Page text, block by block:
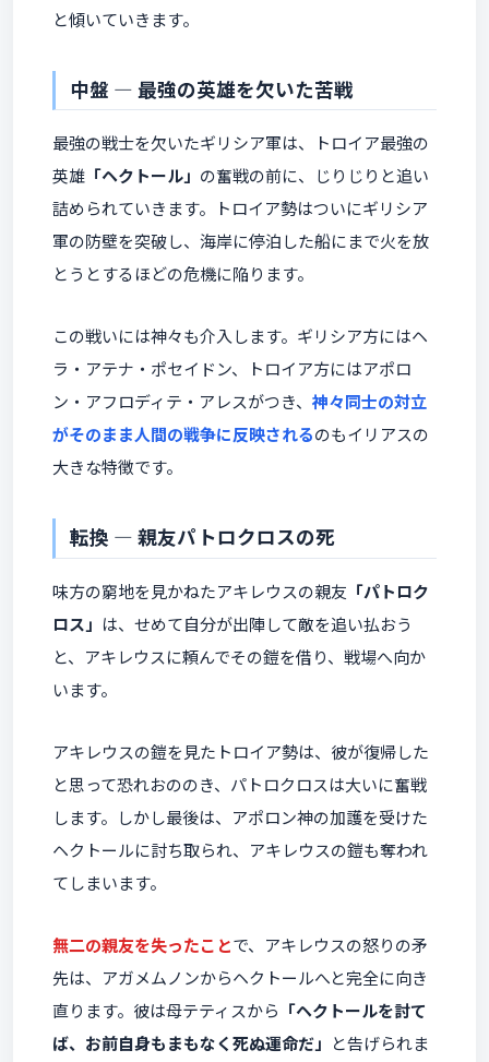
と傾いていきます。
中盤 ― 最強の英雄を欠いた苦戦
最強の戦士を欠いたギリシア軍は、トロイア最強の
英雄 「ヘクトール」 の奮戦の前に、じりじりと追い
詰められていきます。トロイア勢はついにギリシア
軍の防壁を突破し、海岸に停泊した船にまで火を放
とうとするほどの危機に陥ります。
この戦いには神々も介入します。ギリシア方にはヘ
ラ・アテナ・ポセイドン、トロイア方にはアポロ
ン・アフロディテ・アレスがつき、 神々同士の対立
がそのまま人間の戦争に反映されるのもイリアスの
大きな特徴です。
転換 ― 親友パトロクロスの死
味方の窮地を見かねたアキレウスの親友 「パトロク
ロス」 は、せめて自分が出陣して敵を追い払おう
と、アキレウスに頼んでその鎧を借り、戦場へ向か
います。
アキレウスの鎧を見たトロイア勢は、彼が復帰した
と思って恐れおののき、パトロクロスは大いに奮戦
します。しかし最後は、アポロン神の加護を受けた
ヘクトールに討ち取られ、アキレウスの鎧も奪われ
てしまいます。
無二の親友を失ったことで、アキレウスの怒りの矛
先は、アガメムノンからヘクトールへと完全に向き
直ります。彼は母テティスから 「ヘクトールを討て
ば、お前自身もまもなく死ぬ運命だ」 と告げられま